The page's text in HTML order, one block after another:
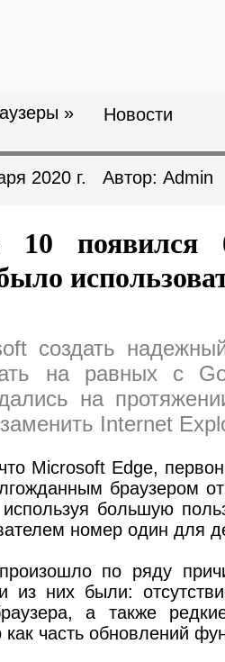
появился
создать
на равных с
на
Internet
Microsoft Edge,
браузером
большую
номер один для
по ряду
из них были:
а также
как часть обновлений
» Новости
2020 г. Автор: Admin